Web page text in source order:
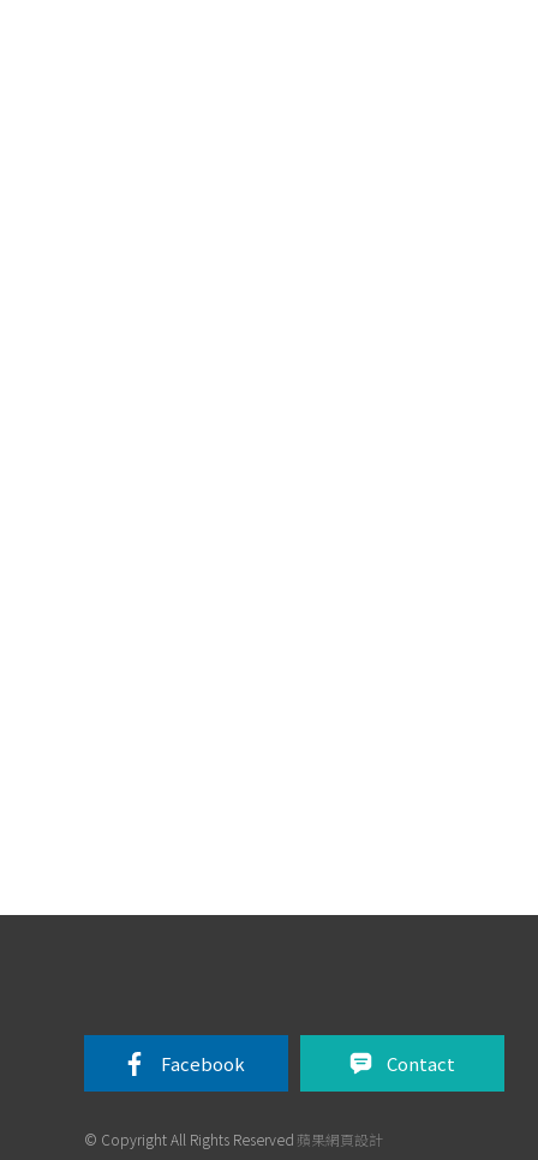
Facebook Contact
© Copyright All Rights Reserved 蘋果網頁設計